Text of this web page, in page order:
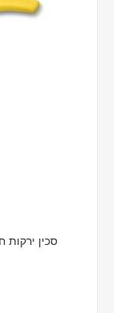
סכין ירקות